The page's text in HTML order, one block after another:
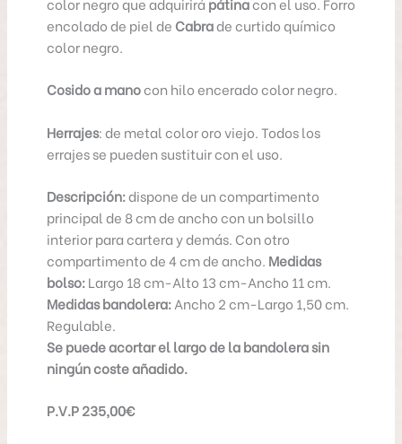
color negro que adquirirá pátinacon el uso. Forro
encolado de piel de Cabrade curtido químico
color negro.
Cosido a manocon hilo encerado color negro.
Herrajes: de metal color oro viejo. Todos los
errajes se pueden sustituir con el uso.
Descripción:dispone de un compartimento
principal de 8 cm de ancho con un bolsillo
interior para cartera y demás. Con otro
compartimento de 4 cm de ancho. Medidas
bolso:Largo 18 cm-Alto 13 cm-Ancho 11 cm.
Medidas bandolera:Ancho 2 cm-Largo 1,50 cm.
Regulable.
Se puede acortar el largo de la bandolera sin
ningún coste añadido.
P.V.P 235,00€